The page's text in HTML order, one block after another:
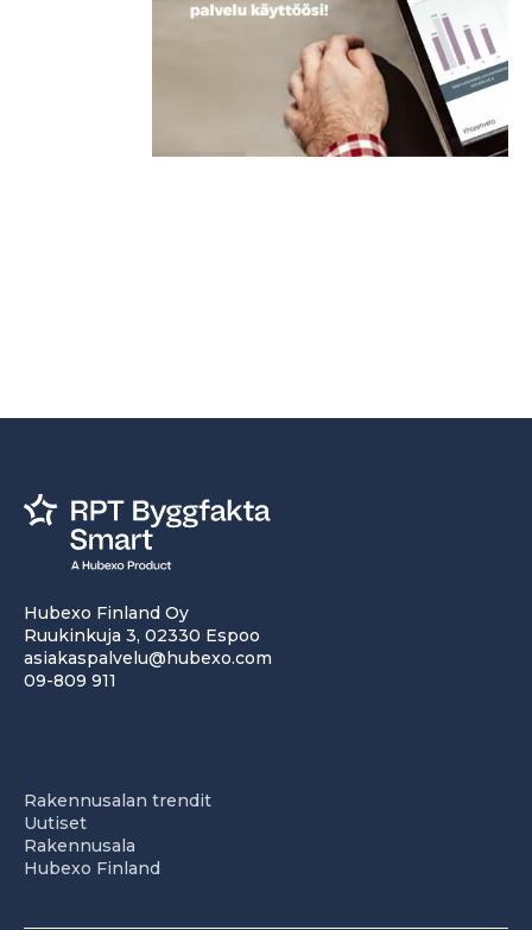
Hubexo Finland Oy
Ruukinkuja 3, 02330 Espoo
asiakaspalvelu@hubexo.com
09-809 911
Rakennusalan trendit
Uutiset
Rakennusala
Hubexo Finland